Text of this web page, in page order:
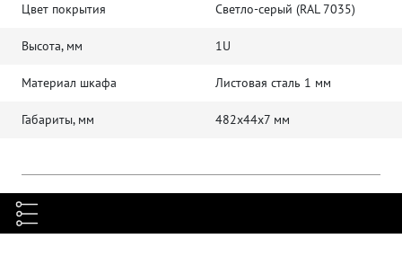
Цвет покрытия Светло-серый (RAL 7035)
Высота, мм 1U
Материал шкафа Листовая сталь 1 мм
Габариты, мм 482х44x7 мм
Комплектация